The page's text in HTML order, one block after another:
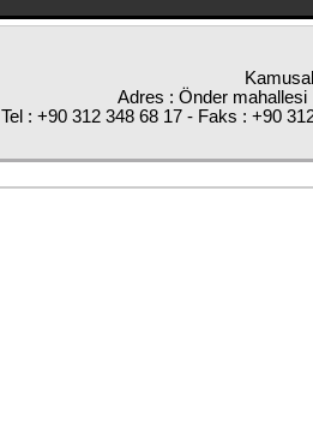
Adres : Önder mahallesi
Tel : +90 312 348 68 17 - Faks : +90